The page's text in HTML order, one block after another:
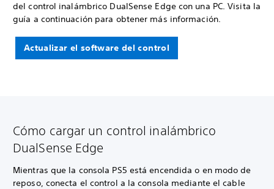
del control inalámbrico DualSense Edge con una PC. Visita la
guía a continuación para obtener más información.
Actualizar el software del control
Cómo cargar un control inalámbrico
DualSense Edge
Mientras que la consola PS5 está encendida o en modo de
reposo, conecta el control a la consola mediante el cable